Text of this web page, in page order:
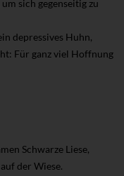
sich gegenseitig zu
depressives Huhn,
Für ganz viel Hoffnung
Schwarze Liese,
der Wiese.